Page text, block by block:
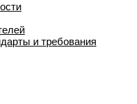
и требования